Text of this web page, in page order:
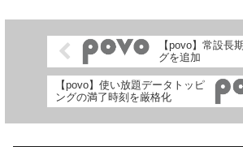
【povo】常設長
グを追加
【povo】使い放題データトッピ
ングの満了時刻を厳格化